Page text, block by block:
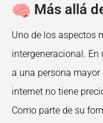
Más allá
Uno de los aspectos
intergeneracional.
a una persona
internet no tiene
Como parte de su